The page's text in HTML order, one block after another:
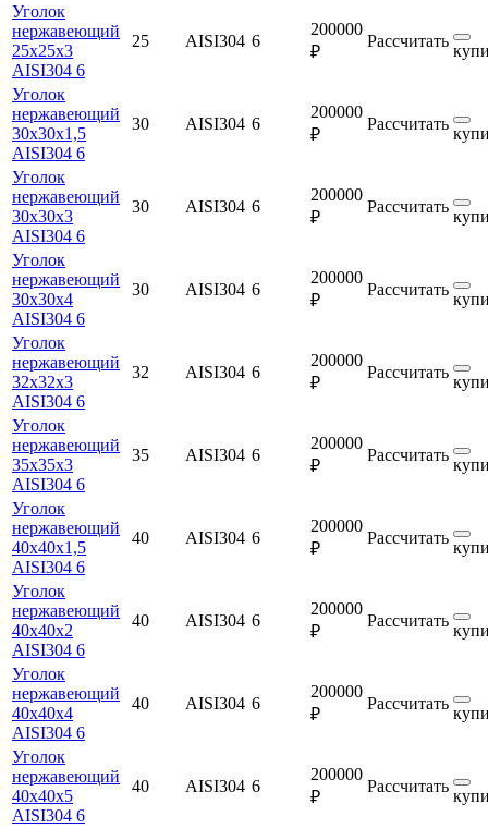
Уголок
нержавеющий
25х25х3
AISI304 6
25 AISI304 6
200000
₽
Рассчитать
Уголок
нержавеющий
30х30х1,5
AISI304 6
30 AISI304 6
200000
₽
Рассчитать
Уголок
нержавеющий
30х30х3
AISI304 6
30 AISI304 6
200000
₽
Рассчитать
Уголок
нержавеющий
30х30х4
AISI304 6
30 AISI304 6
200000
₽
Рассчитать
Уголок
нержавеющий
32х32х3
AISI304 6
32 AISI304 6
200000
₽
Рассчитать
Уголок
нержавеющий
35х35х3
AISI304 6
35 AISI304 6
200000
₽
Рассчитать
Уголок
нержавеющий
40х40х1,5
AISI304 6
40 AISI304 6
200000
₽
Рассчитать
Уголок
нержавеющий
40х40х2
AISI304 6
40 AISI304 6
200000
₽
Рассчитать
Уголок
нержавеющий
40х40х4
AISI304 6
40 AISI304 6
200000
₽
Рассчитать
Уголок
нержавеющий
40х40х5
AISI304 6
40 AISI304 6
200000
₽
Рассчитать